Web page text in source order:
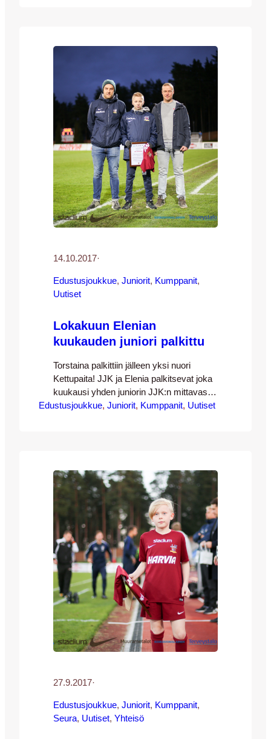
laji. Lintinen on myös itse JJK:n kasvatti
ja sittemmin tuttu paikallisilta pelikentiltä
14.10.2017·
Edustusjoukkue, Juniorit, Kumppanit
Uutiset
Lokakuun Elenian
kuukauden juniori palkittu
Torstaina palkittiin jälleen yksi nuori
Kettupaita! JJK ja Elenia palkitsevat joka
kuukausi yhden juniorin JJK:n mittavasta
juniorikatraasta. Lokakuun osalta palkinto
sekä Elenialta Pasi Maukonen. Perustelut
Jimin valinnalle kuuluivat seuraavasti:
”Jimi on loppukesästä siirtynyt JJK:n
vuonna 2004 syntyneiden joukkueseen
ja…
Edustusjoukkue, Juniorit, Kumppanit, Uutiset
27.9.2017·
Edustusjoukkue, Juniorit, Kumppanit
Seura, Uutiset, Yhteisö